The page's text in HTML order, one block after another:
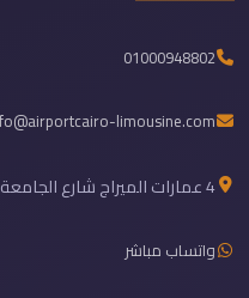
01000948802
info@airportcairo-limousine.com
4 عمارات الميراج شارع الجامعة زهراء مدينة نصر القاهرة مصر
واتساب مباشر